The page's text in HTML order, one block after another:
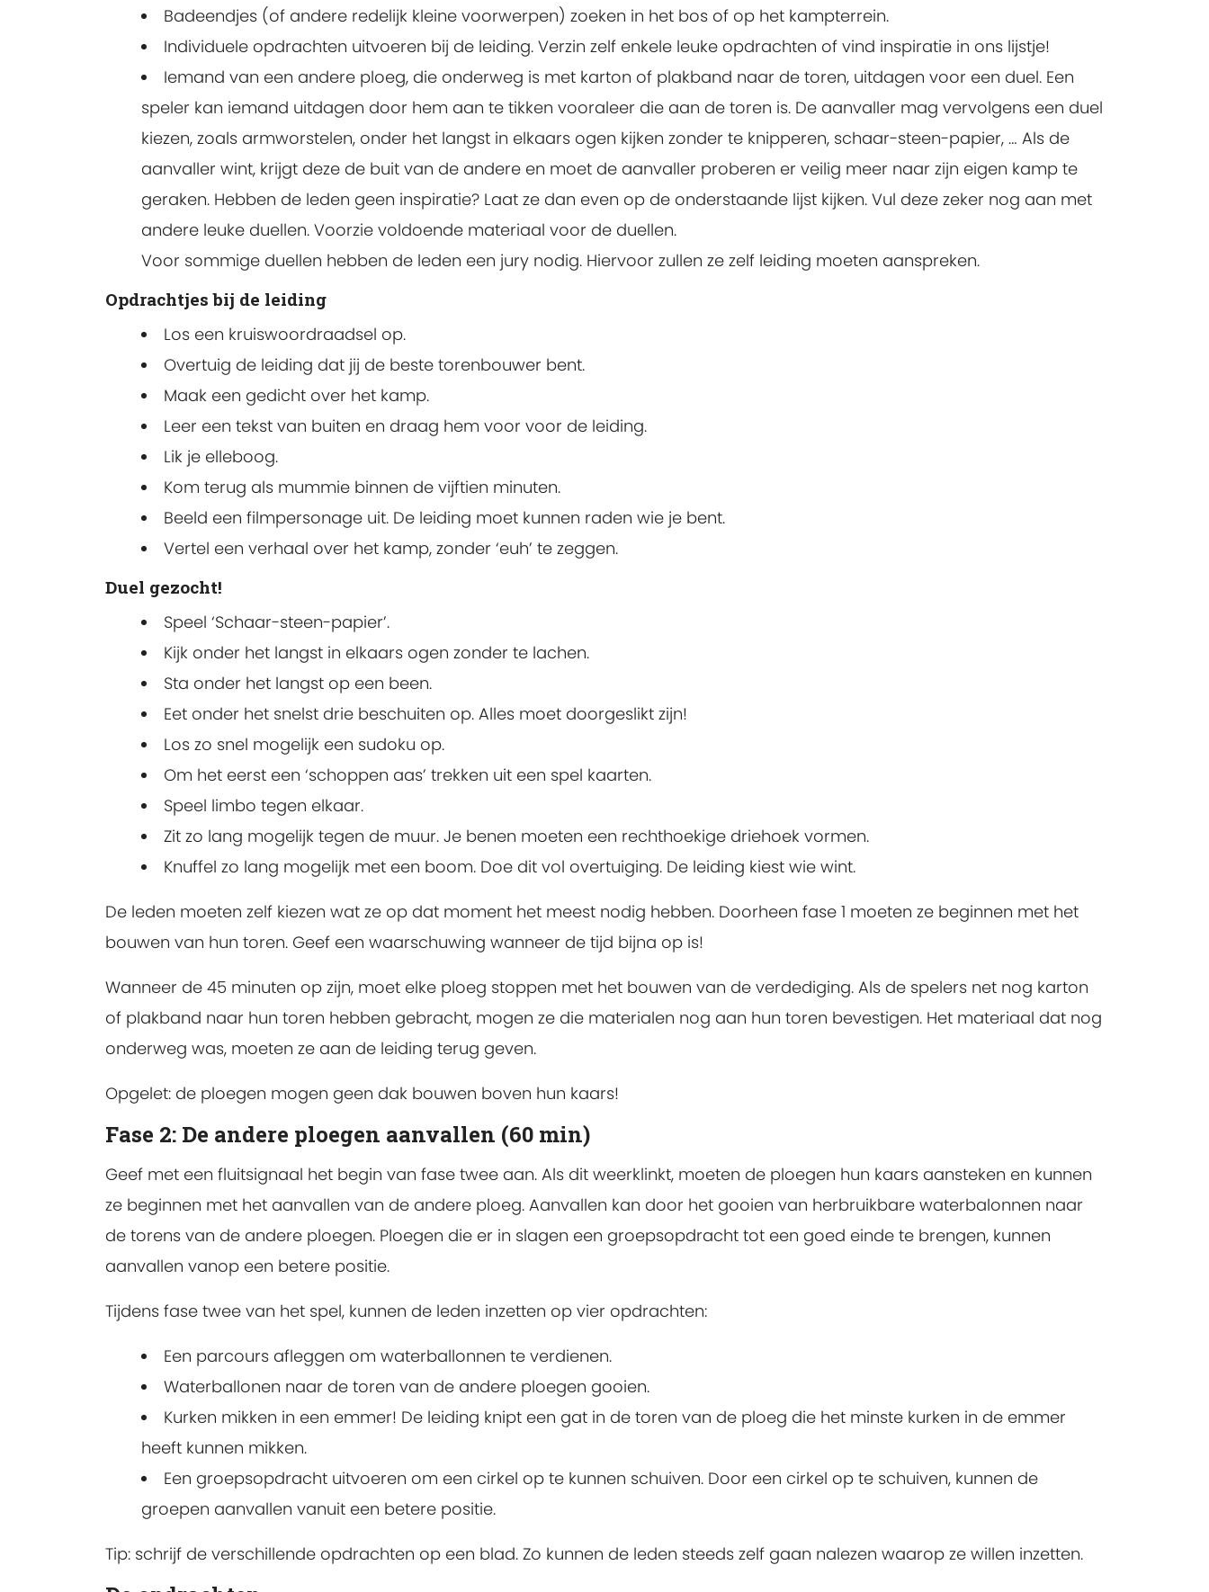
Badeendjes (of andere redelijk kleine voorwerpen) zoeken in het bos of op het kampterrein.
Individuele opdrachten uitvoeren bij de leiding. Verzin zelf enkele leuke opdrachten of vind inspiratie in ons lijstje!
Iemand van een andere ploeg, die onderweg is met karton of plakband naar de toren, uitdagen voor een duel. Een
speler kan iemand uitdagen door hem aan te tikken vooraleer die aan de toren is. De aanvaller mag vervolgens een duel
kiezen, zoals armworstelen, onder het langst in elkaars ogen kijken zonder te knipperen, schaar-steen-papier, … Als de
aanvaller wint, krijgt deze de buit van de andere en moet de aanvaller proberen er veilig meer naar zijn eigen kamp te
geraken. Hebben de leden geen inspiratie? Laat ze dan even op de onderstaande lijst kijken. Vul deze zeker nog aan met
andere leuke duellen. Voorzie voldoende materiaal voor de duellen.
Voor sommige duellen hebben de leden een jury nodig. Hiervoor zullen ze zelf leiding moeten aanspreken.
Opdrachtjes bij de leiding
Los een kruiswoordraadsel op.
Overtuig de leiding dat jij de beste torenbouwer bent.
Maak een gedicht over het kamp.
Leer een tekst van buiten en draag hem voor voor de leiding.
Lik je elleboog.
Kom terug als mummie binnen de vijftien minuten.
Beeld een filmpersonage uit. De leiding moet kunnen raden wie je bent.
Vertel een verhaal over het kamp, zonder ‘euh’ te zeggen.
Duel gezocht!
Speel ‘Schaar-steen-papier’.
Kijk onder het langst in elkaars ogen zonder te lachen.
Sta onder het langst op een been.
Eet onder het snelst drie beschuiten op. Alles moet doorgeslikt zijn!
Los zo snel mogelijk een sudoku op.
Om het eerst een ‘schoppen aas’ trekken uit een spel kaarten.
Speel limbo tegen elkaar.
Zit zo lang mogelijk tegen de muur. Je benen moeten een rechthoekige driehoek vormen.
Knuffel zo lang mogelijk met een boom. Doe dit vol overtuiging. De leiding kiest wie wint.
De leden moeten zelf kiezen wat ze op dat moment het meest nodig hebben. Doorheen fase 1 moeten ze beginnen met het
bouwen van hun toren. Geef een waarschuwing wanneer de tijd bijna op is!
Wanneer de 45 minuten op zijn, moet elke ploeg stoppen met het bouwen van de verdediging. Als de spelers net nog karton
of plakband naar hun toren hebben gebracht, mogen ze die materialen nog aan hun toren bevestigen. Het materiaal dat nog
onderweg was, moeten ze aan de leiding terug geven.
Opgelet: de ploegen mogen geen dak bouwen boven hun kaars!
Fase 2: De andere ploegen aanvallen (60 min)
Geef met een fluitsignaal het begin van fase twee aan. Als dit weerklinkt, moeten de ploegen hun kaars aansteken en kunnen
ze beginnen met het aanvallen van de andere ploeg. Aanvallen kan door het gooien van herbruikbare waterbalonnen naar
de torens van de andere ploegen. Ploegen die er in slagen een groepsopdracht tot een goed einde te brengen, kunnen
aanvallen vanop een betere positie.
Tijdens fase twee van het spel, kunnen de leden inzetten op vier opdrachten:
Een parcours afleggen om waterballonnen te verdienen.
Waterballonen naar de toren van de andere ploegen gooien.
Kurken mikken in een emmer! De leiding knipt een gat in de toren van de ploeg die het minste kurken in de emmer
heeft kunnen mikken.
Een groepsopdracht uitvoeren om een cirkel op te kunnen schuiven. Door een cirkel op te schuiven, kunnen de
groepen aanvallen vanuit een betere positie.
Tip: schrijf de verschillende opdrachten op een blad. Zo kunnen de leden steeds zelf gaan nalezen waarop ze willen inzetten.